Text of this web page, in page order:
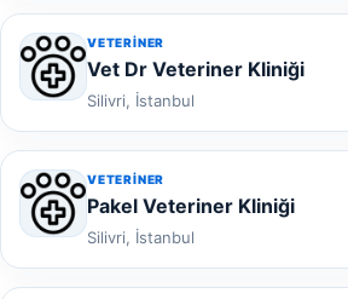
VETERINER
Vet Dr Veteriner Kliniği
Silivri, İstanbul
VETERINER
Pakel Veteriner Kliniği
Silivri, İstanbul